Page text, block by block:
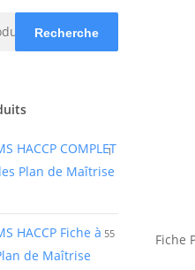
Recherche
HACCP COMPLET
Plan de Maîtrise
1
HACCP Fiche à
de Maîtrise
55 Fiche